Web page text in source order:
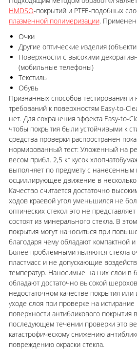
HMDSO-покрытий и PTFE-подобных
плазменной полимеризации.
Очки
Другие оптические изделия
Поверхности с высокими
(мобильные телефоны)
Текстиль
Обувь
Признанных способов тестирования
требований к поверхностям Easy-to-
нет. Для сохранения эффекта Easy-to-
чтобы покрытия были устойчивыми к
средства проверки распространен
нормированный тест: Уложенный на
весом прибл. 2,5 кг кусок
выполняет по предмету с нанесенным
осциллирующее движение в
Качество считается достаточно
ходов краевой угол уменьшился не
оптических стекол это не
состоят из минерального стекла. В
покрытия могут наноситься при
благодаря чему обладают компактной
Более проблемными являются стекла
пластмасс и не допускающие
температур. Наносимые на них слои в
обладают достаточно высокой
недостаточном качестве покрытия или
уходе слоя при проверке на
поверхности антибликового покрытия
последующем течении проверки это
катастрофическому снижению
повреждению окраски стекла.